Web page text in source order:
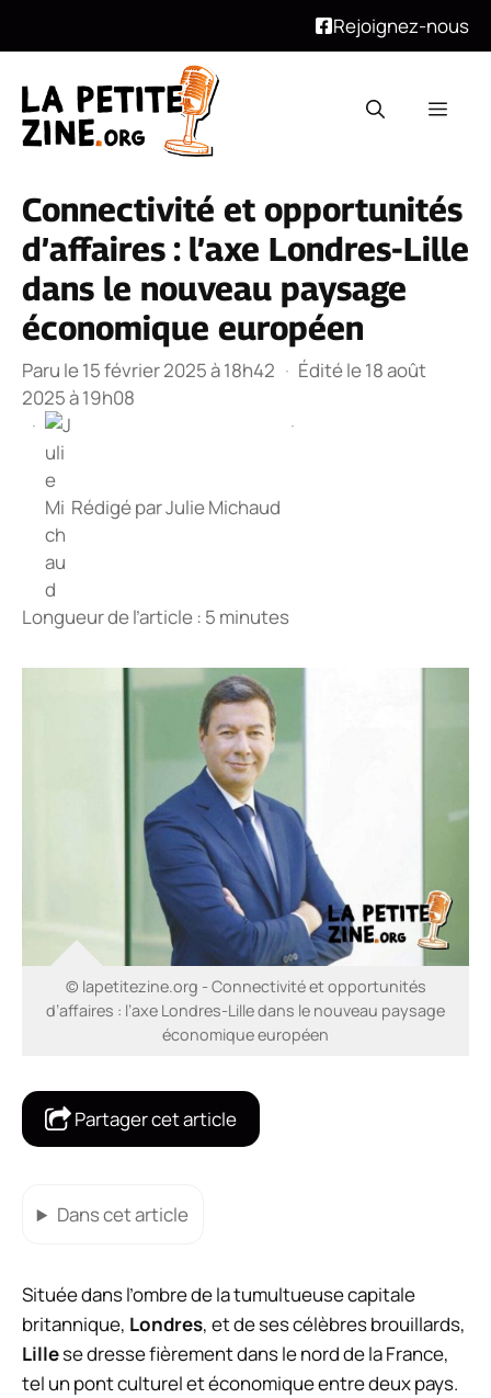
Rejoignez-nous
contenu
Connectivité et opportunités
d’affaires : l’axe Londres-Lille
dans le nouveau paysage
économique européen
Paru le 15 février 2025 à 18h42 · Édité le 18 août
2025 à 19h08
·
Rédigé parJulie Michaud
·
Longueur de l’article : 5 minutes
© lapetitezine.org - Connectivité et opportunités
d’affaires : l’axe Londres-Lille dans le nouveau paysage
économique européen
Partager cet article
Dans cet article
Située dans l’ombre de la tumultueuse capitale
britannique, Londres, et de ses célèbres brouillards,
Lillese dresse fièrement dans le nord de la France,
tel un pont culturel et économique entre deux pays.